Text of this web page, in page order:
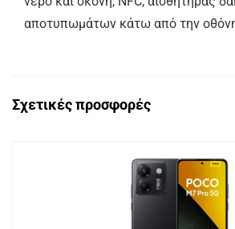
αποτυπωμάτων κάτω από την
Σχετικές προσφορές